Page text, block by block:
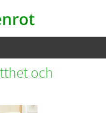
och